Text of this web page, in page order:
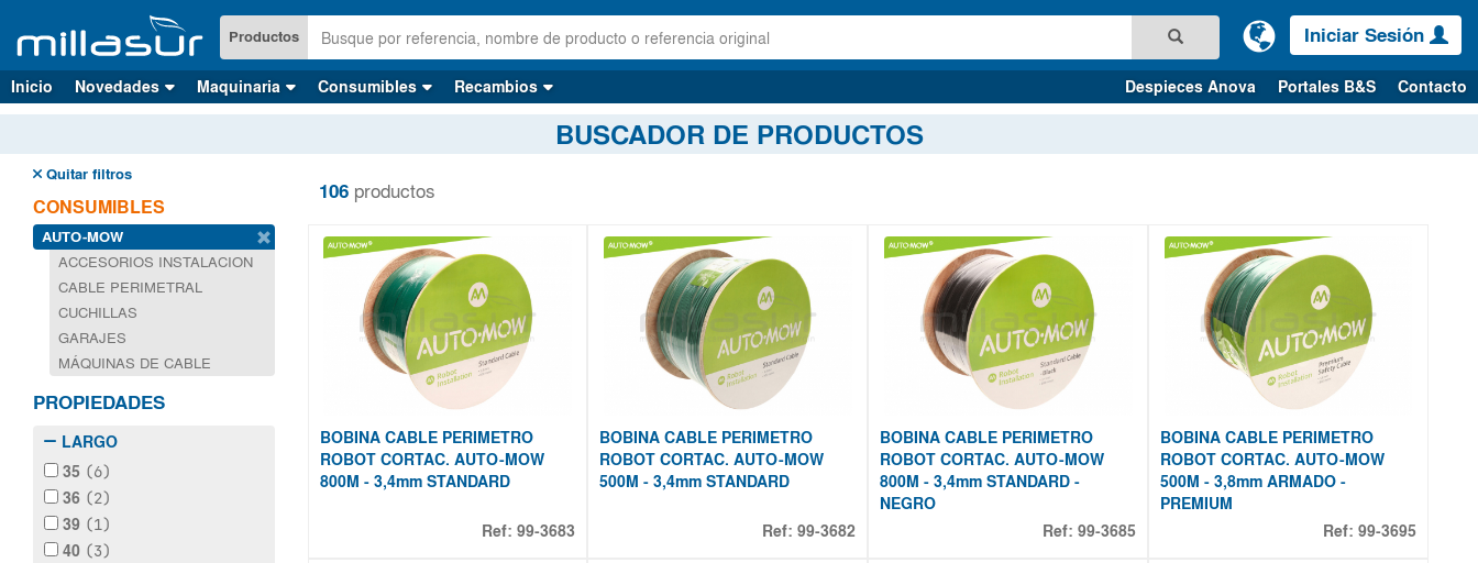
contenido
principal
Productos Iniciar Sesión
Inicio Novedades Maquinaria Consumibles Recambios Despieces Anova Portales B&S Contacto
BUSCADOR DE PRODUCTOS
Quitar filtros
CONSUMIBLES
AUTO-MOW
ACCESORIOS INSTALACION
CABLE PERIMETRAL
CUCHILLAS
GARAJES
MÁQUINAS DE CABLE
PROPIEDADES
LARGO
35 (6)
36 (2)
39 (1)
40 (3)
106productos
BOBINA CABLE PERIMETRO
ROBOT CORTAC. AUTO-MOW
800M - 3,4mm STANDARD
Ref:99-3683
BOBINA CABLE PERIMETRO
ROBOT CORTAC. AUTO-MOW
500M - 3,4mm STANDARD
Ref:99-3682
BOBINA CABLE PERIMETRO
ROBOT CORTAC. AUTO-MOW
800M - 3,4mm STANDARD -
NEGRO
Ref:99-3685
BOBINA CABLE PERIMETRO
ROBOT CORTAC. AUTO-MOW
500M - 3,8mm ARMADO -
PREMIUM
Ref: 99-3695